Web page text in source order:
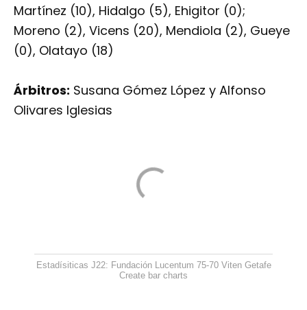
Martínez (10), Hidalgo (5), Ehigitor (0);
Moreno (2), Vicens (20), Mendiola (2), Gueye
(0), Olatayo (18)
Árbitros: Susana Gómez López y Alfonso
Olivares Iglesias
Estadísiticas J22: Fundación Lucentum 75-70 Viten Getafe
Create bar charts